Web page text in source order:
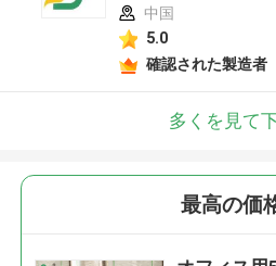
中国
5.0
確認された製造者
多くを見て
最高の価